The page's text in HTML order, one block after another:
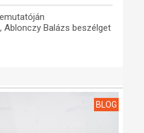
Balázs beszélget
BLOG